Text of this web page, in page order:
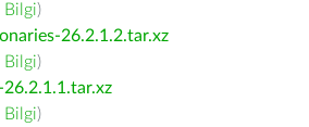
Bilgi)
26.2.1.2.tar.xz
Bilgi)
Bilgi)